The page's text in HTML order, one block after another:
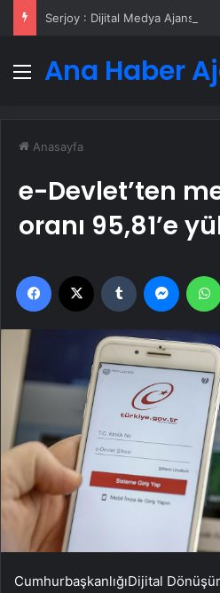
Menü
Ana Haber
Anasayfa
e-Devlet’ten
oranı 95,81’e
Facebook Tumblr
CumhurbaşkanlığıDijital